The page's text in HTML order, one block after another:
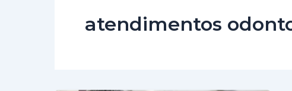
atendimentos